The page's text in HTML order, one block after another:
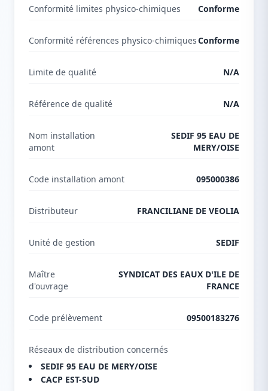
Conformité limites physico-chimiques Conforme
Conformité références physico-chimiquesConforme
Limite de qualité N/A
Référence de qualité N/A
Nom installation
amont
SEDIF 95 EAU DE
MERY/OISE
Code installation amont 095000386
Distributeur FRANCILIANE DE VEOLIA
Unité de gestion SEDIF
Maître
d'ouvrage
SYNDICAT DES EAUX D'ILE DE
FRANCE
Code prélèvement 09500183276
Réseaux de distribution concernés
SEDIF 95 EAU DE MERY/OISE
CACP EST-SUD